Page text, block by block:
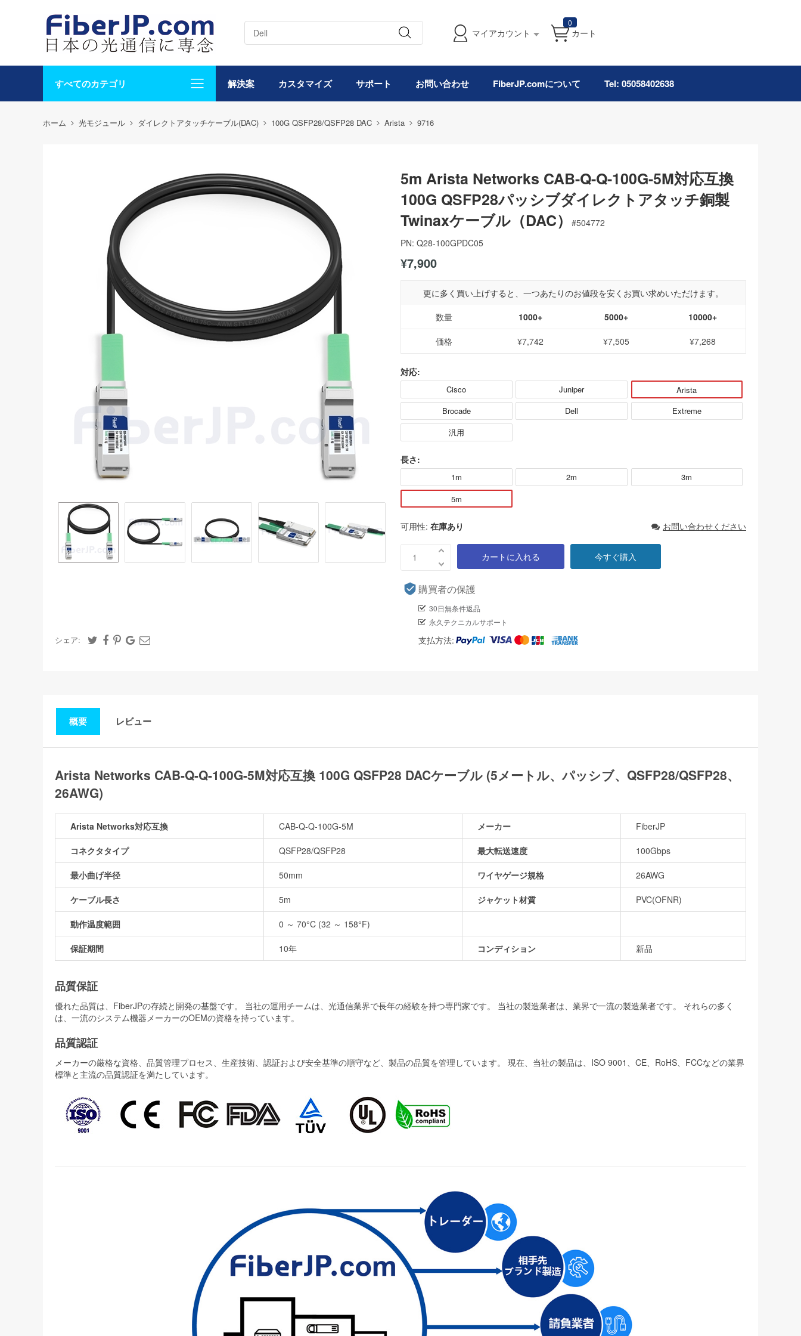
マイアカウント
0
カート
すべてのカテゴリ 解決案 カスタマイズ サポート お問い合わせ FiberJP.comについて Tel: 05058402638
ホーム 光モジュール ダイレクトアタッチケーブル(DAC) 100G QSFP28/QSFP28 DAC Arista 9716
シェア:
5m Arista Networks CAB-Q-Q-100G-5M対応互換
100G QSFP28パッシブダイレクトアタッチ銅製
Twinaxケーブル（DAC）
#504772
PN: Q28-100GPDC05
¥7,900
更に多く買い上げすると、一つあたりのお値段を安くお買い求めいただけます。
数量
1000+ 5000+ 10000+
価格 ¥7,742 ¥7,505 ¥7,268
対応:
Cisco Juniper
Arista
Brocade
Dell
Extreme
汎用
長さ:
1m 2m
3m
5m
可用性: 在庫あり お問い合わせください
カートに入れる 今すぐ購入
購買者の保護
30日無条件返品
永久テクニカルサポート
支払方法:
概要 レビュー
Arista Networks CAB-Q-Q-100G-5M対応互換 100G QSFP28 DACケーブル (5メートル、パッシブ、QSFP28/QSFP28、
26AWG)
Arista Networks対応互換 CAB-Q-Q-100G-5M メーカー FiberJP
コネクタタイプ QSFP28/QSFP28 最大転送速度 100Gbps
最小曲げ半径 50mm ワイヤゲージ規格 26AWG
ケーブル長さ 5m ジャケット材質 PVC(OFNR)
動作温度範囲 0 ～ 70°C (32 ～ 158°F)
保証期間 10年 コンディション 新品
品質保証
優れた品質は、FiberJPの存続と開発の基盤です。 当社の運用チームは、光通信業界で長年の経験を持つ専門家です。 当社の製造業者は、業界で一流の製造業者です。 それらの多く
は、一流のシステム機器メーカーのOEMの資格を持っています。
品質認証
メーカーの厳格な資格、品質管理プロセス、生産技術、認証および安全基準の順守など、製品の品質を管理しています。 現在、当社の製品は、ISO 9001、CE、RoHS、FCCなどの業界
標準と主流の品質認証を満たしています。